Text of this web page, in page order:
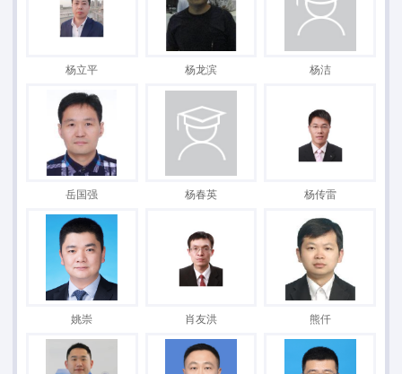
杨立平 杨龙滨 杨洁
岳国强 杨春英 杨传雷
姚崇 肖友洪 熊仟